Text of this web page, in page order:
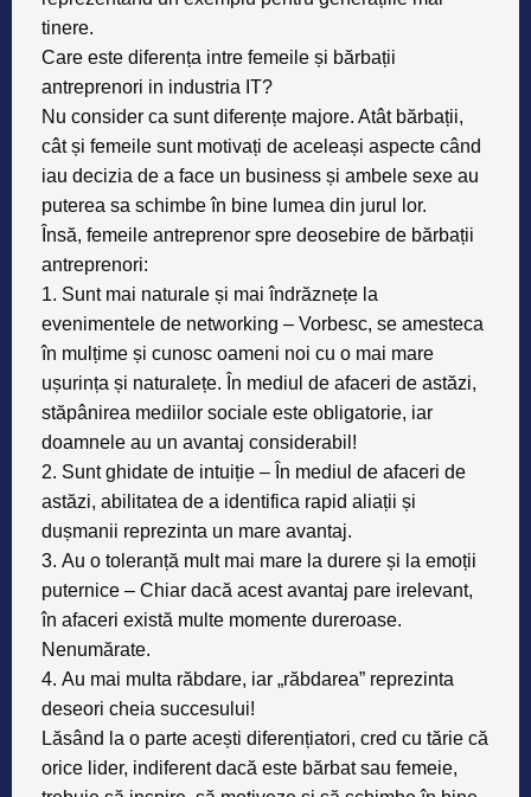
tinere.
Care este diferența intre femeile și bărbații
antreprenori in industria IT?
Nu consider ca sunt diferențe majore. Atât bărbații,
cât și femeile sunt motivați de aceleași aspecte când
iau decizia de a face un business și ambele sexe au
puterea sa schimbe în bine lumea din jurul lor.
Însă, femeile antreprenor spre deosebire de bărbații
antreprenori:
1. Sunt mai naturale și mai îndrăznețe la
evenimentele de networking – Vorbesc, se amesteca
în mulțime și cunosc oameni noi cu o mai mare
ușurința și naturalețe. În mediul de afaceri de astăzi,
stăpânirea mediilor sociale este obligatorie, iar
doamnele au un avantaj considerabil!
2. Sunt ghidate de intuiție – În mediul de afaceri de
astăzi, abilitatea de a identifica rapid aliații și
dușmanii reprezinta un mare avantaj.
3. Au o toleranță mult mai mare la durere și la emoții
puternice – Chiar dacă acest avantaj pare irelevant,
în afaceri există multe momente dureroase.
Nenumărate.
4. Au mai multa răbdare, iar „răbdarea” reprezinta
deseori cheia succesului!
Lăsând la o parte acești diferențiatori, cred cu tărie că
orice lider, indiferent dacă este bărbat sau femeie,